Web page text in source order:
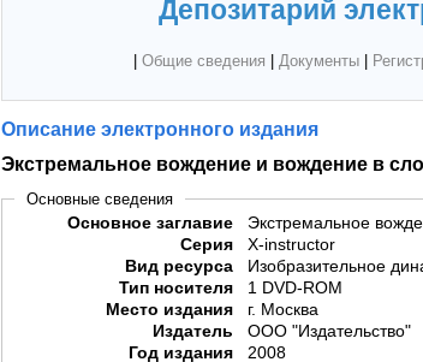
Депозитарий
Общие сведения Документы|
Описание электронного издания
Экстремальное вождение и вождение в
Основные сведения
Основное заглавие
Экстремальное
Серия
X-instructor
Вид ресурса
Изобразительное
Тип носителя
1 DVD-ROM
Место издания
г. Москва
Издатель
ООО "Издательство"
Год издания
2008